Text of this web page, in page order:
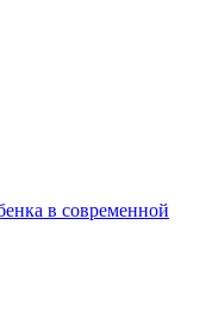
в современной